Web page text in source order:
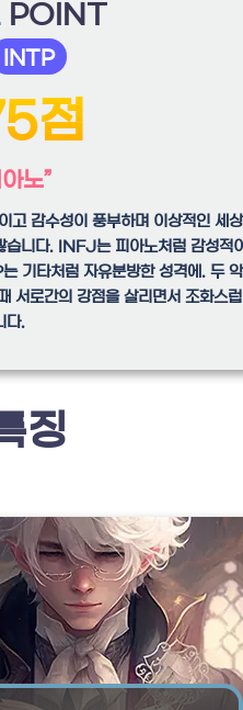
POINT
INTP
점
노”
고 감수성이 풍부하며 이상적인 세
습니다. INFJ는 피아노처럼 감성적
기타처럼 자유분방한 성격에. 두 악
서로간의 강점을 살리면서 조화스럽
다.
징